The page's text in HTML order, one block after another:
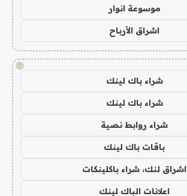
موسوعة انوار
اشراق الأرباح
!
شراء باك لينك
شراء باك لينك
شراء روابط نصية
باقات باك لينك
اشراق لنك، شراء باكلينكات
اعلانات الباك لينك